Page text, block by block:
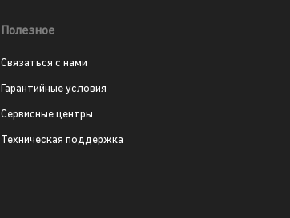
Полезное
Связаться с нами
Гарантийные условия
Сервисные центры
Техническая поддержка